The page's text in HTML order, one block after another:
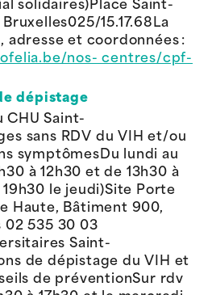
solidaires)Place Saint-
15.17.68La
adresse et coordonnées :
nos- centres/cpf-
dépistage
CHU Saint-
sans RDV du VIH et/ou
symptômesDu lundi au
à 12h30 et de 13h30 à
19h30 le jeudi)Site Porte
Haute, Bâtiment 900,
02 535 30 03
Saint-
de dépistage du VIH et
de préventionSur rdv